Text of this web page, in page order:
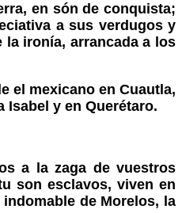
en són de conquista;
a sus verdugos y
ironía, arrancada a los
el mexicano en Cuautla,
Isabel y en Querétaro.
a la zaga de vuestros
son esclavos, viven en
de Morelos, la